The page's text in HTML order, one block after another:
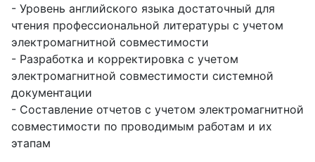
- Уровень английского языка достаточный для
чтения профессиональной литературы с учетом
электромагнитной совместимости
- Разработка и корректировка с учетом
электромагнитной совместимости системной
документации
- Составление отчетов с учетом электромагнитной
совместимости по проводимым работам и их
этапам